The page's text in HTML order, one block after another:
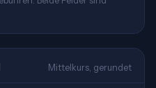
Mittelkurs, gerundet